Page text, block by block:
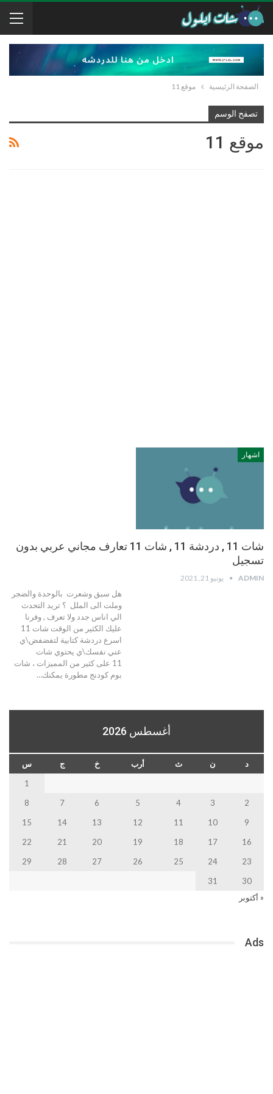
الصفحة الرئيسية موقع 11
تصفح الوسم
موقع 11
اشهار
شات 11 , دردشة 11 , شات 11 تعارف مجاني عربي بدون
تسجيل
ADMIN يونيو 21, 2021
هل سبق وشعرت بالوحدة والضجر
وملت الى الملل ؟ تريد التحدث
الي اناس جدد ولا تعرف , وفرنا
عليك الكثير من الوقت شات 11
اسرع دردشة كتابية لتفضفض\ي
عني نفسك\ي يحتوي شات
11 على كثير من المميزات ، شات
بوم كودنج مطورة يمكنك…
أغسطس 2026
د ن ث أرب خ ج
س
1
2
3
4
5
6
7
8
9
10
11
12
13
14
15
16
17
18
19
20
21
22
23
24
25
26
27
28
29
30
31
« أكتوبر
Ads